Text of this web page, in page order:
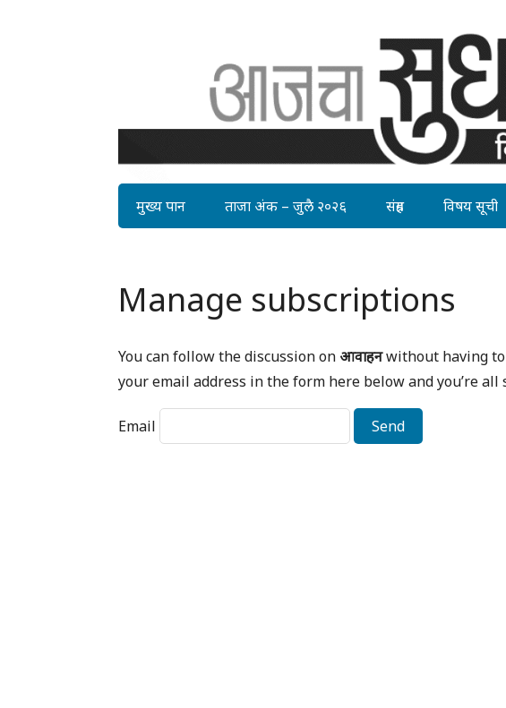
मुख्य पान ताजा अंक – जुलै २०२६ संग्रह विषय सूची
Manage subscriptions
You can follow the discussion on आवाहनwithout having to
your email address in the form here below and you’re all
Email